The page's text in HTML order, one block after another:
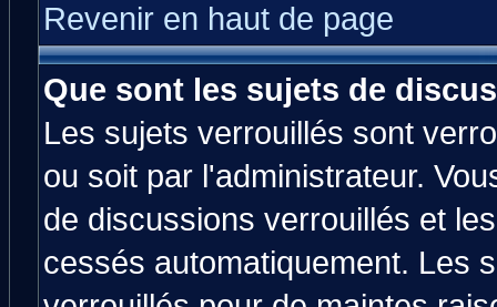
Revenir en haut de page
Que sont les sujets de
Les sujets verrouillés sont
ou soit par l'administrateur.
de discussions verrouillés et
cessés automatiquement. Les